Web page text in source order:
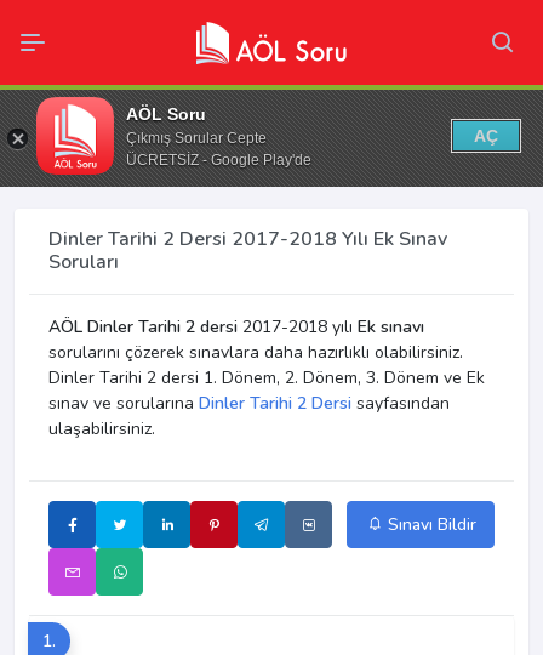
AÖL Soru
Çıkmış Sorular Cepte
ÜCRETSİZ - Google Play'de
AÇ
Dinler Tarihi 2 Dersi 2017-2018 Yılı Ek Sınav
Soruları
AÖL Dinler Tarihi 2 dersi 2017-2018 yılı Ek sınavı
sorularını çözerek sınavlara daha hazırlıklı olabilirsiniz.
Dinler Tarihi 2 dersi 1. Dönem, 2. Dönem, 3. Dönem ve Ek
sınav ve sorularına Dinler Tarihi 2 Dersi sayfasından
ulaşabilirsiniz.
Sınavı Bildir
1.